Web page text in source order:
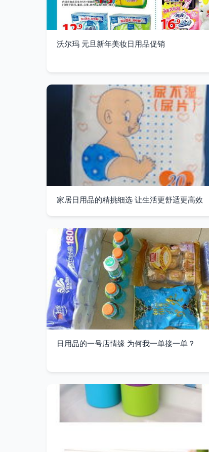
沃尔玛 元旦新年美妆日用品促销
家居日用品的精挑细选 让生活更舒适更高效
日用品的一号店情缘 为何我一单接一单？